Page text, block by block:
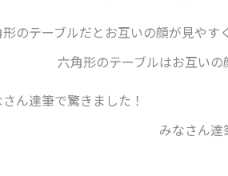
六角形のテーブルはお互い
みなさん達